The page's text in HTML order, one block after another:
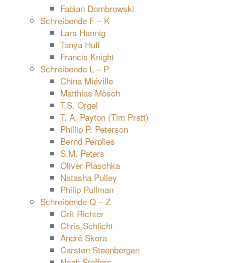
Fabian Dombrowski
Schreibende F – K
Lars Hannig
Tanya Huff
Francis Knight
Schreibende L – P
China Miéville
Matthias Mösch
T.S. Orgel
T. A. Payton (Tim Pratt)
Phillip P. Peterson
Bernd Perplies
S.M. Peters
Oliver Plaschka
Natasha Pulley
Philip Pullman
Schreibende Q – Z
Grit Richter
Chris Schlicht
André Skora
Carsten Steenbergen